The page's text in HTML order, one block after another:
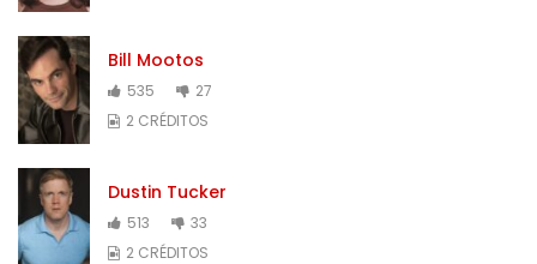
Bill Mootos
535
27
2 CRÉDITOS
Dustin Tucker
513
33
2 CRÉDITOS